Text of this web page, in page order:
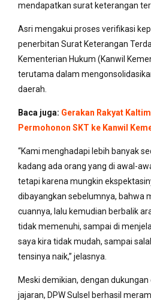
mendapatkan surat keterangan
Asri mengakui proses verifikasi
penerbitan Surat Keterangan
Kementerian Hukum (Kanwil
terutama dalam
daerah.
Baca juga: Gerakan Rakyat
Permohonon SKT ke Kanwil
“Kami menghadapi lebih banyak
kadang ada orang yang di awal-
tetapi karena mungkin
dibayangkan sebelumnya, bahwa
cuannya, lalu kemudian berbalik
tidak memenuhi, sampai di
saya kira tidak mudah, sampai
tensinya naik,” jelasnya.
Meski demikian, dengan
jajaran, DPW Sulsel berhasil